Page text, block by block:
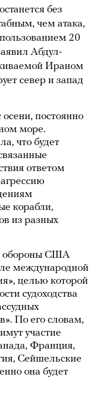
без
чем атака,
20
Абдул-
Ираном
север и запад
постоянно
море.
что будет
ответом
корабли,
из разных
обороны США
международной
целью которой
судоходства
По его словам,
участие
Франция,
Сейшельские
она будет